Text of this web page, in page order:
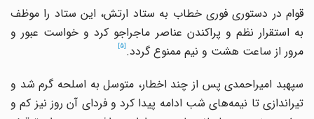
قوام در دستوری فوری خطاب به ستاد ارتش، این ستاد را موظف
به استقرار نظم و پراکندن عناصر ماجراجو کرد و خواست عبور و
مرور از ساعت هشت و نیم ممنوع گردد.
سپهبد امیراحمدی پس از چند اخطار، متوسل به اسلحه گرم شد و
تیراندازی تا نیمه‌های شب ادامه پیدا کرد و فردای آن روز نیز کم و